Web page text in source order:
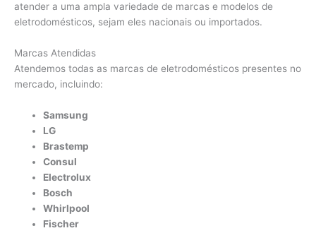
atender a uma ampla variedade de marcas e modelos de
eletrodomésticos, sejam eles nacionais ou importados.
Marcas Atendidas
Atendemos todas as marcas de eletrodomésticos presentes no
mercado, incluindo:
Samsung
LG
Brastemp
Consul
Electrolux
Bosch
Whirlpool
Fischer